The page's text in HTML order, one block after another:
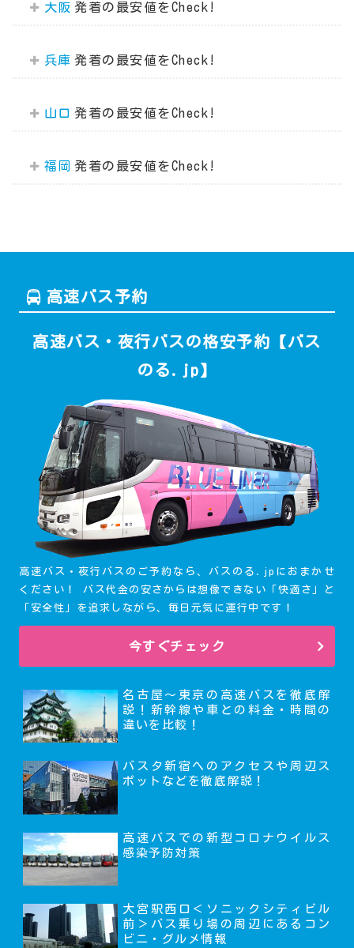
大阪
兵庫
山口
福岡
高速バス予約
高速バス・夜行バスの格安予約【バス
のる.jp】
高速バス・夜行バスのご予約なら、バスのる.jpにおまかせ
ください！ バス代金の安さからは想像できない「快適さ」と
「安全性」を追求しながら、毎日元気に運行中です！
今すぐチェック
名古屋～東京の高速バスを徹底解
説！新幹線や車との料金・時間の
違いを比較！
バスタ新宿へのアクセスや周辺ス
ポットなどを徹底解説！
高速バスでの新型コロナウイルス
感染予防対策
大宮駅西口＜ソニックシティビル
前＞バス乗り場の周辺にあるコン
ビニ・グルメ情報